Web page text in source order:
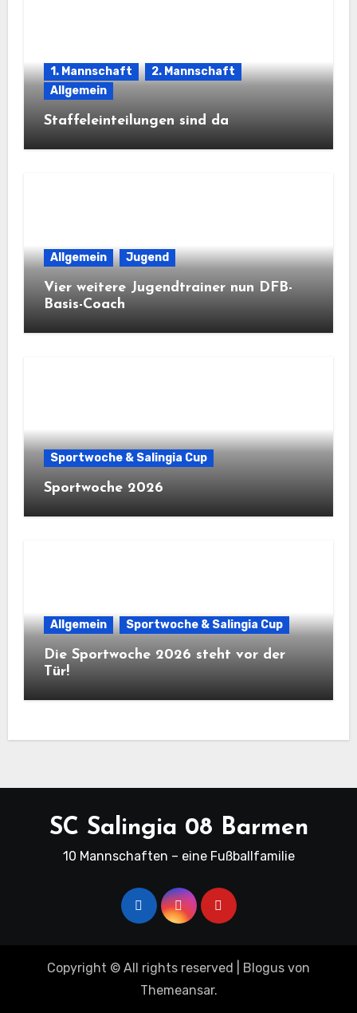
1. Mannschaft
2. Mannschaft
Allgemein
Staffeleinteilungen sind da
Allgemein Jugend
Vier weitere Jugendtrainer nun DFB-
Basis-Coach
Sportwoche & Salingia Cup
Sportwoche 2026
Allgemein Sportwoche & Salingia Cup
Die Sportwoche 2026 steht vor der
Tür!
SC Salingia 08 Barmen
10 Mannschaften – eine Fußballfamilie
Copyright © All rights reserved Blogus von
Themeansar.